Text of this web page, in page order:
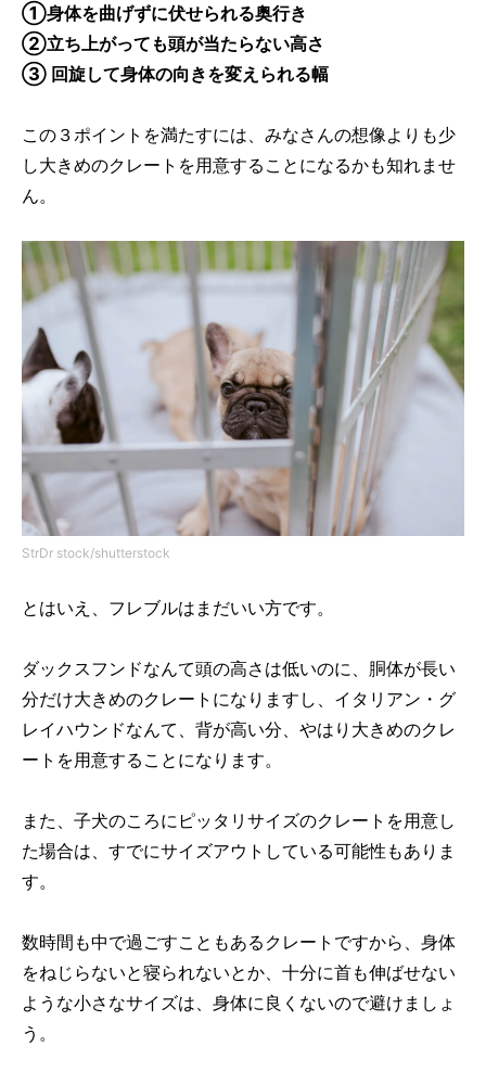
①身体を曲げずに伏せられる奥行き
②立ち上がっても頭が当たらない高さ
③ 回旋して身体の向きを変えられる幅
この３ポイントを満たすには、みなさんの想像よりも少
し大きめのクレートを用意することになるかも知れませ
ん。
StrDr stock/shutterstock
とはいえ、フレブルはまだいい方です。
ダックスフンドなんて頭の高さは低いのに、胴体が長い
分だけ大きめのクレートになりますし、イタリアン・グ
レイハウンドなんて、背が高い分、やはり大きめのクレ
ートを用意することになります。
また、子犬のころにピッタリ サイズのクレートを用意し
た場合は、すでにサイズアウトしている可能性もありま
す。
数時間も中で過ごすこともあるクレートですから、身体
をねじらないと寝られないとか、十分に首も伸ばせない
ような小さなサイズは、身体に良くないので避けましょ
う。